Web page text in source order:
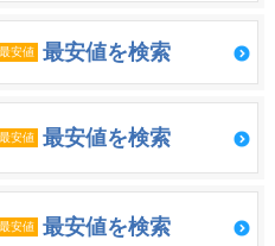
最安値 最安値を検索
最安値 最安値を検索
最安値 最安値を検索